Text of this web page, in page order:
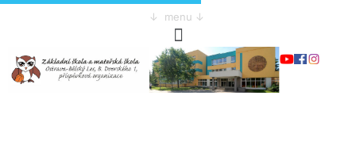
↓ menu ↓